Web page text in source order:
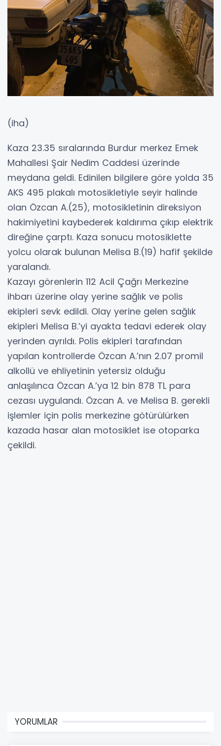
(iha)
Kaza 23.35 sıralarında Burdur merkez Emek
Mahallesi Şair Nedim Caddesi üzerinde
meydana geldi. Edinilen bilgilere göre yolda 35
AKS 495 plakalı motosikletiyle seyir halinde
olan Özcan A.(25), motosikletinin direksiyon
hakimiyetini kaybederek kaldırıma çıkıp elektrik
direğine çarptı. Kaza sonucu motosiklette
yolcu olarak bulunan Melisa B.(19) hafif şekilde
yaralandı.
Kazayı görenlerin 112 Acil Çağrı Merkezine
ihbarı üzerine olay yerine sağlık ve polis
ekipleri sevk edildi. Olay yerine gelen sağlık
ekipleri Melisa B.’yi ayakta tedavi ederek olay
yerinden ayrıldı. Polis ekipleri tarafından
yapılan kontrollerde Özcan A.’nın 2.07 promil
alkollü ve ehliyetinin yetersiz olduğu
anlaşılınca Özcan A.’ya 12 bin 878 TL para
cezası uygulandı. Özcan A. ve Melisa B. gerekli
işlemler için polis merkezine götürülürken
kazada hasar alan motosiklet ise otoparka
çekildi.
YORUMLAR